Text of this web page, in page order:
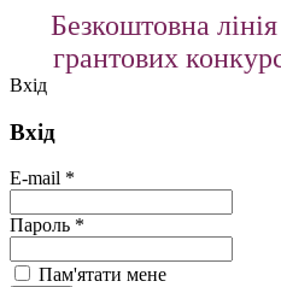
Безкоштовна
грантових
Вхід
Вхід
E-mail *
Пароль *
Пам'ятати мене